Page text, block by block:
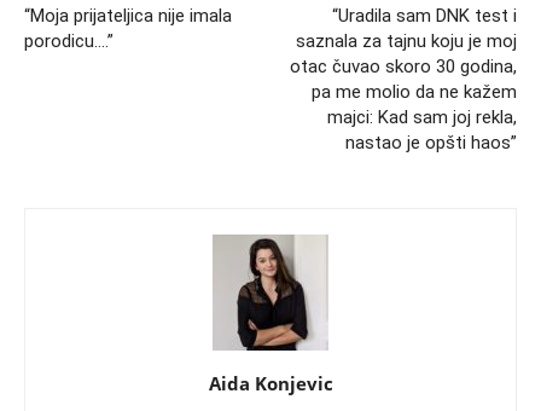
“Moja prijateljica nije imala
porodicu….”
“Uradila sam DNK test i
saznala za tajnu koju je moj
otac čuvao skoro 30 godina,
pa me molio da ne kažem
majci: Kad sam joj rekla,
nastao je opšti haos”
Aida Konjevic